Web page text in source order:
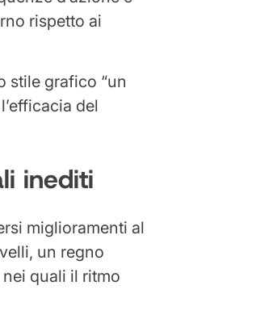
rispetto ai
stile grafico “un
del
inediti
miglioramenti al
un regno
quali il ritmo